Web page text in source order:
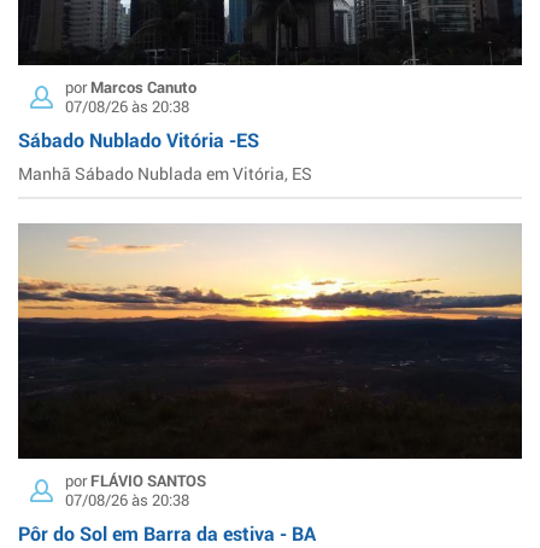
porMarcos Canuto
07/08/26 às 20:38
Sábado Nublado Vitória -ES
Manhã Sábado Nublada em Vitória, ES
porFLÁVIO SANTOS
07/08/26 às 20:38
Pôr do Sol em Barra da estiva - BA